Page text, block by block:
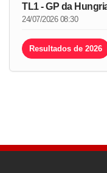
TL1 - GP da
24/07/2026 08:30
Resultados de 2026